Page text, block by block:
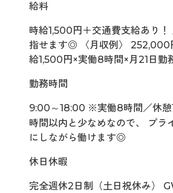
給料
時給1,500円＋交通費支給あり！
指せます◎ 〈月収例〉 252,000
給1,500円×実働8時間×月21日勤
勤務時間
9:00～18:00 ※実働8時間／休憩
時間以内と少なめなので、 プラ
にしながら働けます◎
休日休暇
完全週休2日制（土日祝休み）